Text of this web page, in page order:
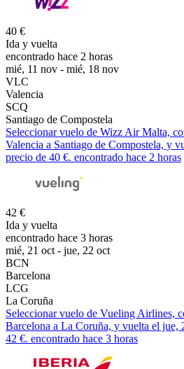
40 €
Ida y vuelta
encontrado hace 2 horas
mié, 11 nov - mié, 18 nov
VLC
Valencia
SCQ
Santiago de Compostela
Seleccionar vuelo de Wizz Air Malta,
Valencia a Santiago de Compostela, y
precio de 40 €. encontrado hace 2 horas
42 €
Ida y vuelta
encontrado hace 3 horas
mié, 21 oct - jue, 22 oct
BCN
Barcelona
LCG
La Coruña
Seleccionar vuelo de Vueling Airlines,
Barcelona a La Coruña, y vuelta el jue,
42 €. encontrado hace 3 horas